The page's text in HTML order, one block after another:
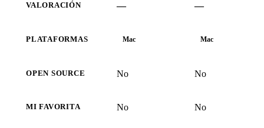
VALORACIÓN — —
PLATAFORMAS Mac Mac
OPEN SOURCE No No
MI FAVORITA No No